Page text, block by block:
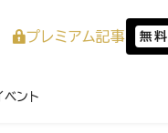
プレミアム記事 無料
ベント